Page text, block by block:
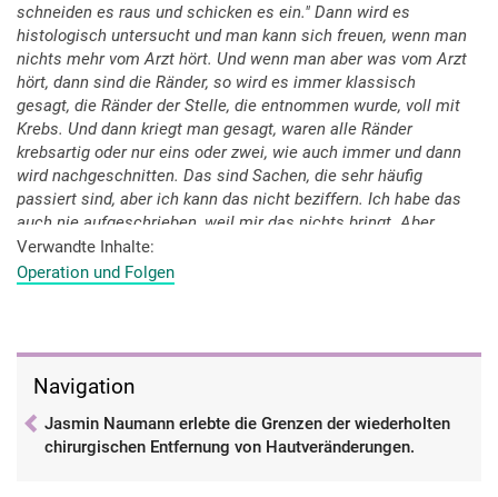
schneiden es raus und schicken es ein." Dann wird es
histologisch untersucht und man kann sich freuen, wenn man
nichts mehr vom Arzt hört. Und wenn man aber was vom Arzt
hört, dann sind die Ränder, so wird es immer klassisch
gesagt, die Ränder der Stelle, die entnommen wurde, voll mit
Krebs. Und dann kriegt man gesagt, waren alle Ränder
krebsartig oder nur eins oder zwei, wie auch immer und dann
wird nachgeschnitten. Das sind Sachen, die sehr häufig
passiert sind, aber ich kann das nicht beziffern. Ich habe das
auch nie aufgeschrieben, weil mir das nichts bringt. Aber
irgendwann war es an den Schienbeinen so, dass der Arzt
gesagt hat: "Wir können nicht mehr schneiden, weil wenn wir
Verwandte Inhalte
Operation und Folgen
Navigation
Jasmin Naumann erlebte die Grenzen der wiederholten
chirurgischen Entfernung von Hautveränderungen.